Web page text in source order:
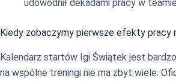
udowodnił dekadami pracy w
Kiedy zobaczymy pierwsze efekty pracy
Kalendarz startów Igi Świątek jest
na wspólne treningi nie ma zbyt wiele.